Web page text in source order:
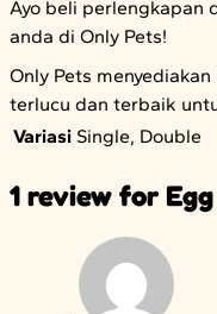
Ayo beli perlengkapan
anda di Only Pets!
Only Pets
terlucu dan terbaik
Variasi Single, Double
1 review for